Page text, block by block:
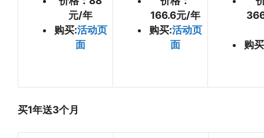
元/年
购买:活动页
面
166.6元/年
购买:活动页
面
购
买1年送3个月